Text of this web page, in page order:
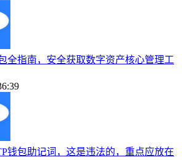
全指南，安全获取数字资产核心管理工
钱包助记词，这是违法的，重点应放在